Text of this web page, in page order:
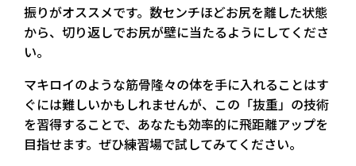
振りがオススメです。数センチほどお尻を離した状態
から、切り返しでお尻が壁に当たるようにしてくださ
い。
マキロイのような筋骨隆々の体を手に入れることはす
ぐには難しいかもしれませんが、この「抜重」の技術
を習得することで、あなたも効率的に飛距離アップを
目指せます。ぜひ練習場で試してみてください。